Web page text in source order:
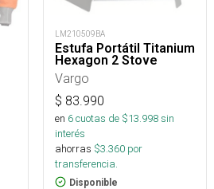
LM210509BA
Estufa Portátil Titanium
Hexagon 2 Stove
Vargo
$ 83.990
en 6cuotas de $13.998sin
interés
ahorras $3.360 por
transferencia.
Disponible